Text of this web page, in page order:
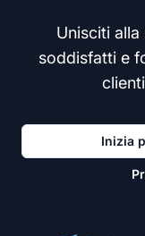
Unisciti
soddisfatti e
Inizia